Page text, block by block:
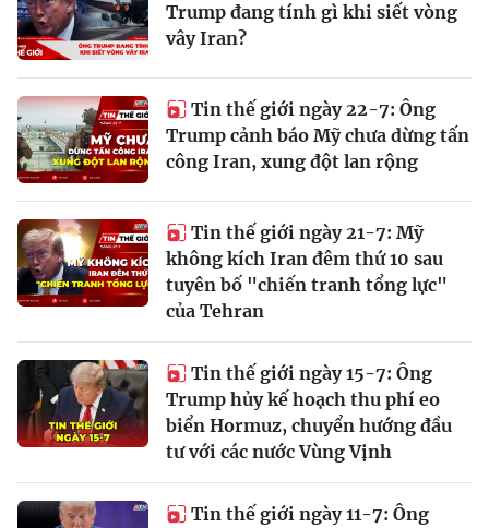
Trump đang tính gì khi siết vòng
vây Iran?
Tin thế giới ngày 22-7: Ông
Trump cảnh báo Mỹ chưa dừng tấn
công Iran, xung đột lan rộng
Tin thế giới ngày 21-7: Mỹ
không kích Iran đêm thứ 10 sau
tuyên bố "chiến tranh tổng lực"
của Tehran
Tin thế giới ngày 15-7: Ông
Trump hủy kế hoạch thu phí eo
biển Hormuz, chuyển hướng đầu
tư với các nước Vùng Vịnh
Tin thế giới ngày 11-7: Ông